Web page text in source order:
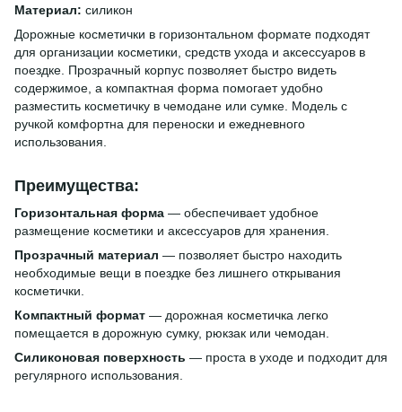
Материал: силикон
Дорожные косметички в горизонтальном формате подходят
для организации косметики, средств ухода и аксессуаров в
поездке. Прозрачный корпус позволяет быстро видеть
содержимое, а компактная форма помогает удобно
разместить косметичку в чемодане или сумке. Модель с
ручкой комфортна для переноски и ежедневного
использования.
Преимущества:
Горизонтальная форма — обеспечивает удобное
размещение косметики и аксессуаров для хранения.
Прозрачный материал — позволяет быстро находить
необходимые вещи в поездке без лишнего открывания
косметички.
Компактный формат — дорожная косметичка легко
помещается в дорожную сумку, рюкзак или чемодан.
Силиконовая поверхность — проста в уходе и подходит для
регулярного использования.